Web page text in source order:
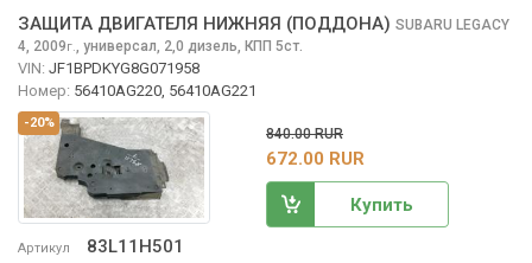
-20%
Артикул 83L11H501
ЗАЩИТА ДВИГАТЕЛЯ НИЖНЯЯ (ПОДДОНА) SUBARU LEGACY
4, 2009г., универсал, 2,0 дизель, КПП 5ст.
VIN: JF1BPDKYG8G071958
Номер: 56410AG220, 56410AG221
840.00 RUR
672.00 RUR
Купить